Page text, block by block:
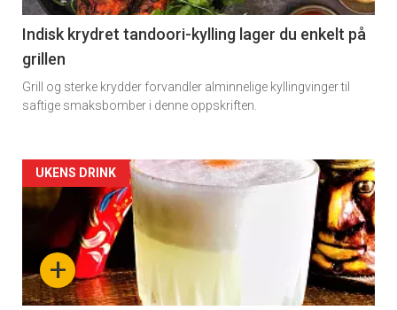
Indisk krydret tandoori-kylling lager du enkelt på
grillen
Grill og sterke krydder forvandler alminnelige kyllingvinger til
saftige smaksbomber i denne oppskriften.
Forsiden
akkurat
nå
-
+
UKENS DRINK